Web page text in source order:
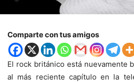
Comparte con tus amigos
El rock británico está nuevamente
al más reciente capítulo en la